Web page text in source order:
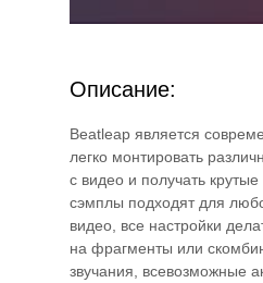
Описание:
Beatleap является
легко монтировать
с видео и получать
сэмплы подходят для
видео, все настройки
на фрагменты или
звучания, всевозможные